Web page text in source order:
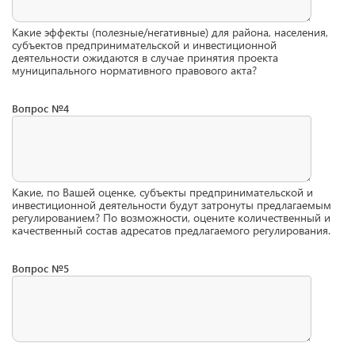
Какие эффекты (полезные/негативные) для района, населения,
субъектов предпринимательской и инвестиционной
деятельности ожидаются в случае принятия проекта
муниципального нормативного правового акта?
Вопрос №4
Какие, по Вашей оценке, субъекты предпринимательской и
инвестиционной деятельности будут затронуты предлагаемым
регулированием? По возможности, оцените количественный и
качественный состав адресатов предлагаемого регулирования.
Вопрос №5